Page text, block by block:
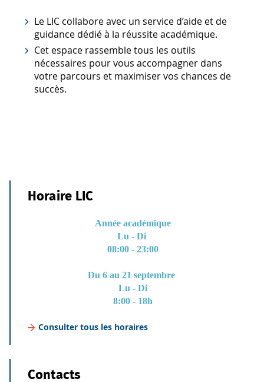
Le LIC collabore avec un service d’aide et de
guidance dédié à la réussite académique.
Cet espace rassemble tous les outils
nécessaires pour vous accompagner dans
votre parcours et maximiser vos chances de
succès.
Horaire LIC
Année académique
Lu - Di
08:00 - 23:00
Du 6 au 21 septembre
Lu - Di
8:00 - 18h
Consulter tous les horaires
Contacts